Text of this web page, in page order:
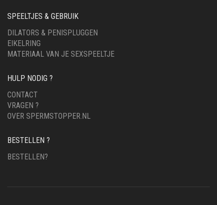
SPEELTJES & GEBRUIK
DILATORS & PENISPLUGGEN
EIKELRING
MATERIAAL VAN JE SEXSPEELTJE
HULP NODIG ?
CONTACT
VRAGEN ?
OVER SPERMSTOPPER.NL
BESTELLEN ?
BESTELLEN?